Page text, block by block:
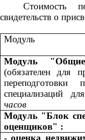
Стоимость
свидетельств о
Модуль
Модуль
(обязателен для
специализаций
часов
Модуль "Блок
оценщиков" :
- оценка